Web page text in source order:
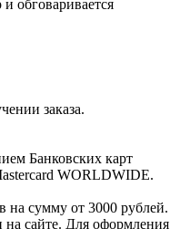
обговаривается
заказа.
Банковских карт
WORLDWIDE.
на сумму от 3000 рублей.
на сайте. Для оформления